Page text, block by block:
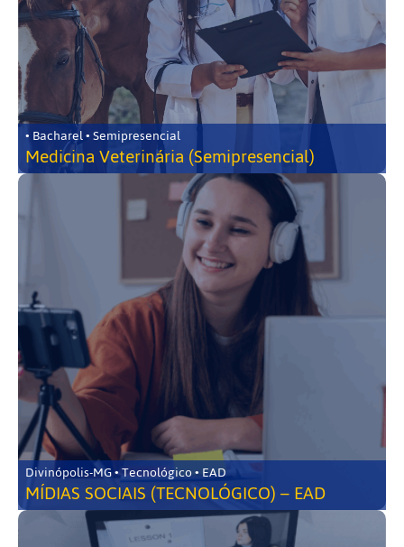
• Bacharel • Semipresencial
Medicina Veterinária (Semipresencial)
Divinópolis-MG • Tecnológico • EAD
MÍDIAS SOCIAIS (TECNOLÓGICO) – EAD